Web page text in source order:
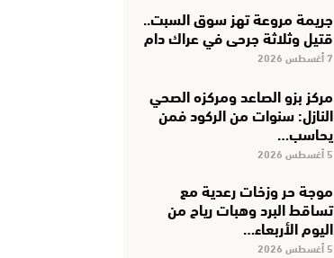
جريمة مروعة تهز سوق السبت..
قتيل وثلاثة جرحى في عراك دام
7 أغسطس 2026
مركز بزو الصاعد ومركزه الصحي
النازل: سنوات من الركود فمن
يحاسب…
5 أغسطس 2026
موجة حر وزخات رعدية مع
تساقط البرد وهبات رياح من
اليوم الأربعاء…
5 أغسطس 2026